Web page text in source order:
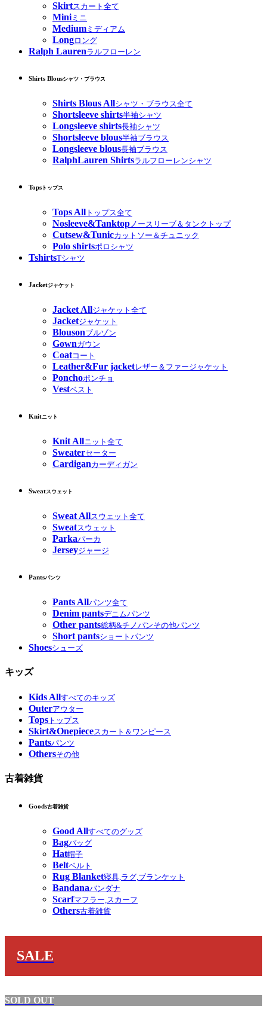
Skirtスカート全て
Miniミニ
Medium ミディアム
Longロング
Ralph Laurenラルフローレン
Shirts Blousシャツ・ブラウス
Shirts Blous Allシャツ・ブラウス全て
Shortsleeve shirts半袖シャツ
Longsleeve shirts長袖シャツ
Shortsleeve blous半袖ブラウス
Longsleeve blous長袖ブラウス
RalphLauren Shirtsラルフローレンシャツ
Tops トップス
Tops All トップス全て
Nosleeve&Tanktopノースリーブ＆タンクトップ
Cutsew&Tunicカットソー＆チュニック
Polo shirtsポロシャツ
TshirtsTシャツ
Jacketジャケット
Jacket Allジャケット全て
Jacketジャケット
Blousonブルゾン
Gownガウン
Coatコート
Leather&Fur jacketレザー＆ファージャケット
Ponchoポンチョ
Vestベスト
Knitニット
Knit Allニット全て
Sweaterセーター
Cardiganカーディガン
Sweatスウェット
Sweat Allスウェット全て
Sweatスウェット
Parkaパーカ
Jerseyジャージ
Pantsパンツ
Pants Allパンツ全て
Denim pantsデニムパンツ
Other pants総柄&チノパンその他パンツ
Short pantsショートパンツ
Shoesシューズ
キッズ
Kids Allすべてのキッズ
Outerアウター
Tops トップス
Skirt&Onepieceスカート＆ワンピース
Pantsパンツ
Othersその他
古着雑貨
Goods古着雑貨
Good Allすべてのグッズ
Bagバッグ
Hat帽子
Beltベルト
Rug Blanket寝具,ラグ,ブランケット
Bandanaバンダナ
Scarfマフラー,スカーフ
Others古着雑貨
SALE
SOLD OUT